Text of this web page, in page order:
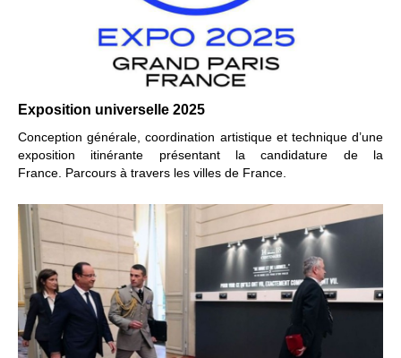
Exposition universelle 2025
Conception générale, coordination artistique et technique d’une
exposition itinérante présentant la candidature de la
France. Parcours à travers les villes de France.